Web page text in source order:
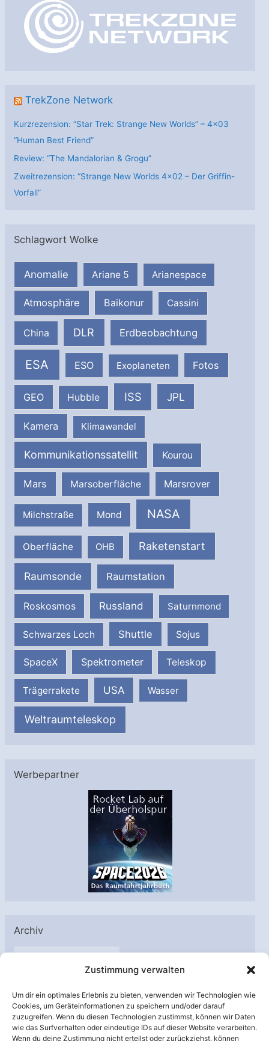
Zustimmung verwalten
Um dir ein optimales Erlebnis zu bieten, verwenden wir Technologien wie
Cookies, um Geräteinformationen zu speichern und/oder darauf
zuzugreifen. Wenn du diesen Technologien zustimmst, können wir Daten
wie das Surfverhalten oder eindeutige IDs auf dieser Website verarbeiten.
Wenn du deine Zustimmung nicht erteilst oder zurückziehst, können
TrekZone Network
Kurzrezension: “Star Trek: Strange New Worlds” – 4×03
“Human Best Friend”
Review: “The Mandalorian & Grogu”
Zweitrezension: “Strange New Worlds 4×02 – Der Griffin-
Vorfall”
Schlagwort Wolke
Anomalie Ariane 5 Arianespace
Atmosphäre Baikonur Cassini
China DLR Erdbeobachtung
ESA ESO Exoplaneten Fotos
GEO Hubble ISS JPL
Kamera Klimawandel
Kommunikationssatellit Kourou
Mars Marsoberfläche Marsrover
Milchstraße Mond NASA
Oberfläche OHB Raketenstart
Raumsonde Raumstation
Roskosmos Russland Saturnmond
Schwarzes Loch Shuttle Sojus
SpaceX Spektrometer Teleskop
Trägerrakete USA Wasser
Weltraumteleskop
Werbepartner
Archiv
A
h
i
v
Unterstützt von: